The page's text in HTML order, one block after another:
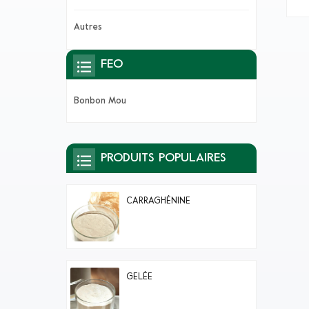
Autres
FEO
Bonbon Mou
PRODUITS POPULAIRES
CARRAGHÉNINE
GELÉE